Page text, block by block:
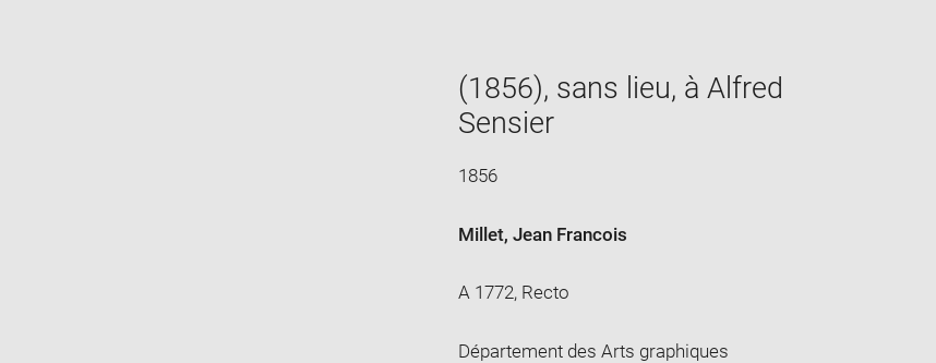
(1856), sans lieu, à Alfred
Sensier
1856
Millet, Jean Francois
A 1772, Recto
Département des Arts graphiques